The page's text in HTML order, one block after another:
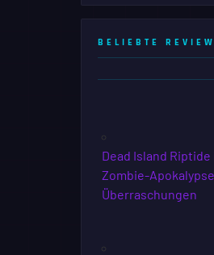
BELIEBTE
Dead Island
Zombie-
Überraschungen